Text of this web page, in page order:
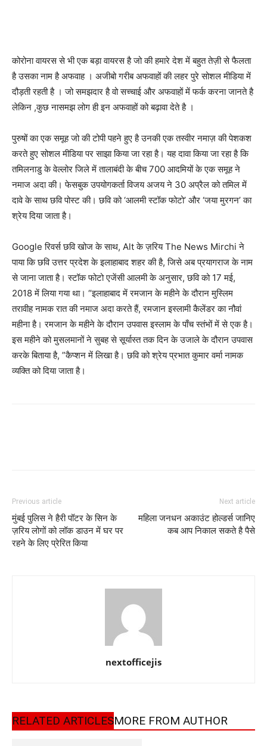
कोरोना वायरस से भी एक बड़ा वायरस है जो की हमारे देश में बहुत तेज़ी से फैलता
है उसका नाम है अफवाह । अजीबो गरीब अफवाहों की लहर पुरे सोशल मीडिया में
दौड़ती रहती है । जो समझदार है वो सच्चाई और अफवाहों में फर्क करना जानते है
लेकिन ,कुछ नासमझ लोग ही इन अफवाहों को बढ़ावा देते है ।
पुरुषों का एक समूह जो की टोपी पहने हुए है उनकी एक तस्वीर नमाज़ की पेशकश
करते हुए सोशल मीडिया पर साझा किया जा रहा है। यह दावा किया जा रहा है कि
तमिलनाडु के वेल्लोर जिले में तालाबंदी के बीच 700 आदमियों के एक समूह ने
नमाज अदा की। फेसबुक उपयोगकर्ता विजय अजय ने 30 अप्रैल को तमिल में
दावे के साथ छवि पोस्ट की। छवि को ‘आलमी स्टॉक फोटो’ और ‘जया मुरगन’ का
श्रेय दिया जाता है।
Google रिवर्स छवि खोज के साथ, Alt के ज़रिय The News Mirchi ने
पाया कि छवि उत्तर प्रदेश के इलाहाबाद शहर की है, जिसे अब प्रयागराज के नाम
से जाना जाता है। स्टॉक फोटो एजेंसी आलमी के अनुसार, छवि को 17 मई,
2018 में लिया गया था। “इलाहाबाद में रमजान के महीने के दौरान मुस्लिम
तरावीह नामक रात की नमाज अदा करते हैं, रमजान इस्लामी कैलेंडर का नौवां
महीना है। रमजान के महीने के दौरान उपवास इस्लाम के पाँच स्तंभों में से एक है।
इस महीने को मुसलमानों ने सुबह से सूर्यास्त तक दिन के उजाले के दौरान उपवास
करके बिताया है, ”कैप्शन में लिखा है। छवि को श्रेय प्रभात कुमार वर्मा नामक
व्यक्ति को दिया जाता है।
Previous article
मुंबई पुलिस ने हैरी पॉटर के सिन के
ज़रिय लोगों को लॉक डाउन में घर पर
रहने के लिए प्रेरित किया
Next article
महिला जनधन अकाउंट होल्डर्स जानिए
कब आप निकाल सकते है पैसे
nextofficejis
RELATED ARTICLESMORE FROM AUTHOR